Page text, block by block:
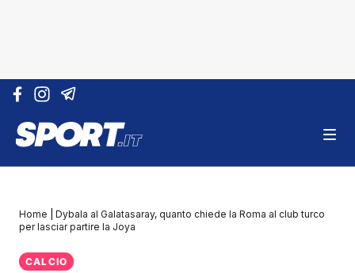
Vai al contenuto
Home
Dybala al Galatasaray, quanto chiede la Roma al club turco
per lasciar partire la Joya
CALCIO